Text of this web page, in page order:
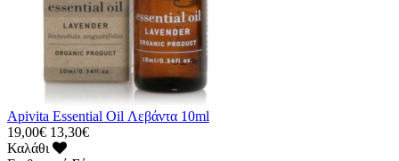
Apivita Essential Oil Λεβάντα 10ml
19,00€ 13,30€
Καλάθι